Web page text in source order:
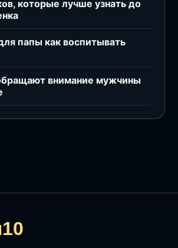
которые лучше узнать до
папы как воспитывать
внимание мужчины